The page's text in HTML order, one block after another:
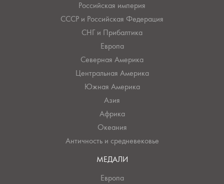
Российская империя
СССР и Российская Федерация
СНГ и Прибалтика
Европа
Северная Америка
Центральная Америка
Южная Америка
Азия
Африка
Океания
Античность и средневековье
МЕДАЛИ
Европа